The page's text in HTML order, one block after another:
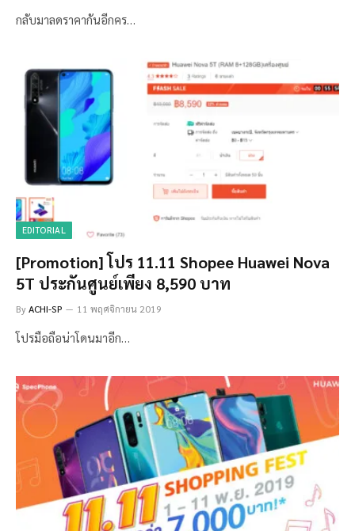
กลับมาลดราคากันอีกคร…
EDITORIAL
[Promotion] โปร 11.11 Shopee Huawei Nova
5T ประกันศูนย์เพียง 8,590 บาท
ByACHI-SP 11 พฤศจิกายน 2019
โปรมือถือน่าโดนมาอีก…